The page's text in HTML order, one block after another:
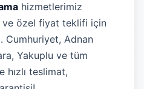
hizmetlerimiz
ve özel fiyat teklifi için
Cumhuriyet, Adnan
Yakuplu ve tüm
hızlı teslimat,